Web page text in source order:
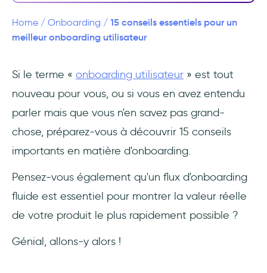
3- Ouvrez la voie au moment « Aha ! »
5- Prenez le succès des clients au sérieux
6- Suivez et analysez chaque étape
7- Commencez à faire des tests A/B
8- Répétez et continuez à obtenir de
meilleurs résultats
9- Vérifiez le flux d'onboarding de vos
concurrents
Home / Onboarding / 15 conseils essentiels pour un
meilleur onboarding utilisateur
Si le terme « onboarding utilisateur » est tout
nouveau pour vous, ou si vous en avez entendu
parler mais que vous n'en savez pas grand-
chose, préparez-vous à découvrir 15 conseils
importants en matière d'onboarding.
Pensez-vous également qu'un flux d'onboarding
fluide est essentiel pour montrer la valeur réelle
de votre produit le plus rapidement possible ?
Génial, allons-y alors !